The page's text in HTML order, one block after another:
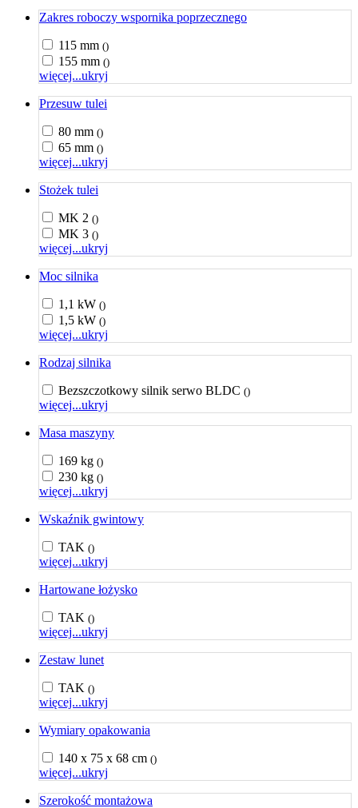
Zakres roboczy wspornika poprzecznego
115 mm ()
155 mm ()
więcej...ukryj
Przesuw tulei
80 mm ()
65 mm ()
więcej...ukryj
Stożek tulei
MK 2 ()
MK 3 ()
więcej...ukryj
Moc silnika
1,1 kW ()
1,5 kW ()
więcej...ukryj
Rodzaj silnika
Bezszczotkowy silnik serwo BLDC ()
więcej...ukryj
Masa maszyny
169 kg ()
230 kg ()
więcej...ukryj
Wskaźnik gwintowy
TAK ()
więcej...ukryj
Hartowane łożysko
TAK ()
więcej...ukryj
Zestaw lunet
TAK ()
więcej...ukryj
Wymiary opakowania
140 x 75 x 68 cm ()
więcej...ukryj
Szerokość montażowa